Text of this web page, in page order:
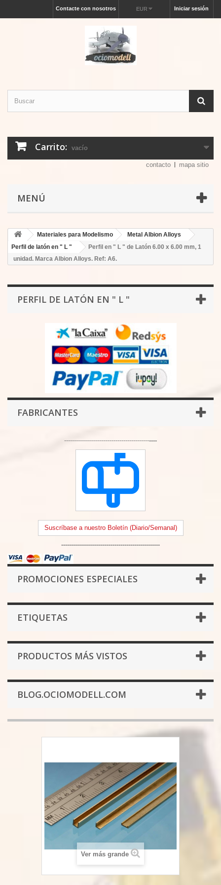
Iniciar sesión
EUR
Contacte con nosotros
Carrito: vacío
contacto mapa sitio
MENÚ
Materiales para Modelismo
Metal Albion Alloys
Perfil de latón en " L "
Perfil en " L " de Latón 6.00 x 6.00 mm, 1
unidad. Marca Albion Alloys. Ref: A6.
PERFIL DE LATÓN EN " L "
FABRICANTES
-----------------------------------------------
Suscríbase a nuestro Boletín (Diario/Semanal)
--------------------------------------------------
PROMOCIONES ESPECIALES
ETIQUETAS
PRODUCTOS MÁS VISTOS
BLOG.OCIOMODELL.COM
Ver más grande